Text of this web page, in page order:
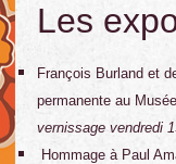
Les
François Burland et
permanente au
vernissage vendredi
Hommage à Paul